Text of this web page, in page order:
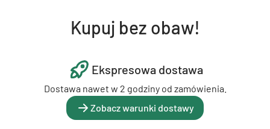
Kupuj bez obaw!
Ekspresowa dostawa
Dostawa nawet w 2 godziny od zamówienia.
Zobacz warunki dostawy